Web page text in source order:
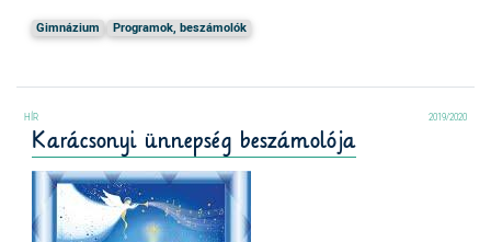
Gimnázium Programok, beszámolók
2019/2020
Karácsonyi ünnepség beszámolója